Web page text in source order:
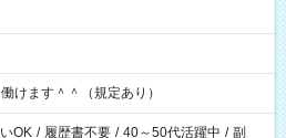
けます＾＾（規定あり）
OK / 履歴書不要 / 40～50代活躍中 / 副